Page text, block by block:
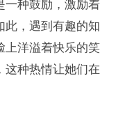
一种鼓励，激励着
此，遇到有趣的知
上洋溢着快乐的笑
这种热情让她们在